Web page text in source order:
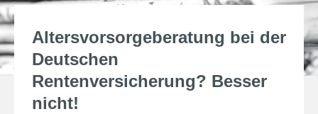
Altersvorsorgeberatung bei der
Deutschen
Rentenversicherung? Besser
nicht!